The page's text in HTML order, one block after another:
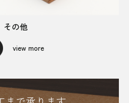
その他
view more